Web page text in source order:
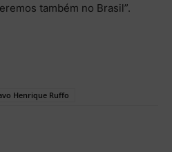
também no Brasil”.
Henrique Ruffo